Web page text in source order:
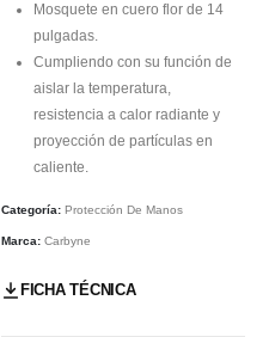
Mosquete en cuero flor de 14
pulgadas.
Cumpliendo con su función de
aislar la temperatura,
resistencia a calor radiante y
proyección de partículas en
caliente.
Categoría: Protección De Manos
Marca: Carbyne
FICHA TÉCNICA